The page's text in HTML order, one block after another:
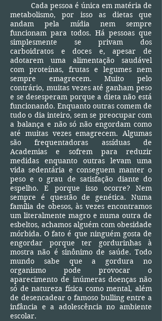
Cada pessoa é única em matéria de
metabolismo, por isso as dietas que
andam pela mídia nem sempre
funcionam para todos. Há pessoas que
simplesmente se privam dos
carboidratos e doces e, apesar de
adotarem uma alimentação saudável
com proteínas, frutas e legumes nem
sempre emagrecem. Muito pelo
contrário, muitas vezes até ganham peso
e se desesperam porque a dieta não está
funcionando. Enquanto outras comem de
tudo o dia inteiro, sem se preocupar com
a balança e não só não engordam como
até muitas vezes emagrecem. Algumas
são frequentadoras assíduas de
Academias e sofrem para reduzir
medidas enquanto outras levam uma
vida sedentária e conseguem manter o
peso e o grau de satisfação diante do
espelho. E porque isso ocorre? Nem
sempre é questão de genética. Numa
família de obesos, às vezes encontramos
um literalmente magro e numa outra de
esbeltos, achamos alguém com obesidade
mórbida. O fato é que ninguém gosta de
engordar porque ter gordurinhas à
mostra não é sinônimo de saúde. Todo
mundo sabe que a gordura no
organismo pode provocar o
aparecimento de inúmeras doenças não
só de natureza física como mental, além
de desencadear o famoso bulling entre a
infância e a adolescência no ambiente
escolar.